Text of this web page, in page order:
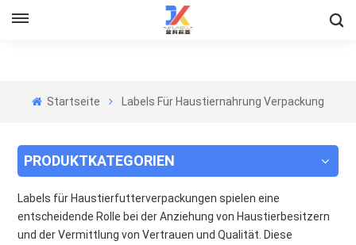
Startseite Labels Für Haustiernahrung Verpackung
PRODUKTKATEGORIEN
Labels für Haustierfutterverpackungen spielen eine
entscheidende Rolle bei der Anziehung von Haustierbesitzern
und der Vermittlung von Vertrauen und Qualität. Diese